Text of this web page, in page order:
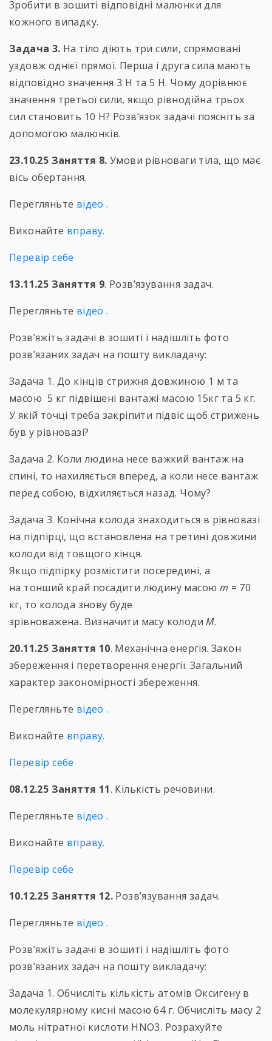
3робити в зошиті відповідні малюнки для
кожного випадку.
Задача 3. На тіло діють три сили, спрямовані
уздовж однієї прямої. Перша i друга сила мають
відповідно значення 3 Н та 5 Н. Чому дорівнює
значення третьої сили, якщо рівнодійна трьох
сил становить 10 Н? Розв’язок задачі поясніть за
допомогою малюнків.
23.10.25 Заняття 8. Умови рівноваги тіла, що має
вісь обертання.
Перегляньте відео.
Виконайте вправу.
Перевір себе
13.11.25 Заняття 9. Розв’язування задач.
Перегляньте відео .
Розв’яжіть задачі в зошиті і надішліть фото
розв’язаних задач на пошту викладачу:
Задача 1. До кінців стрижня довжиною 1 м та
масою 5 кг підвішені вантажі масою 15кг та 5 кг.
У якій точці треба закріпити підвіс щоб стрижень
був у рівновазі?
Задача 2. Коли людина несе важкий вантаж на
спині, то нахиляється вперед, а коли несе вантаж
перед собою, відхиляється назад. Чому?
Задача 3. Конічна колода знаходиться в рівновазі
на підпірці, що встановлена на третині довжини
колоди від товщого кінця.
Якщо підпірку розмістити посередині, а
на тонший край посадити людину масою m = 70
кг, то колода знову буде
зрівноважена. Визначити масу колодиM.
20.11.25 Заняття 10. Механічна енергія. Закон
збереження і перетворення енергії. Загальний
характер закономірності збереження.
Перегляньте відео.
Виконайте вправу.
Перевір себе
08.12.25 Заняття 11. Кількість речовини.
Перегляньте відео .
Виконайте вправу.
Перевір себе
10.12.25 Заняття 12. Розв’язування задач.
Перегляньте відео .
Розв’яжіть задачі в зошиті і надішліть фото
розв’язаних задач на пошту викладачу:
Задача 1. Обчисліть кількість атомів Оксигену в
молекулярному кисні масою 64 г. Обчисліть масу 2
моль нітратної кислоти HNО3. Розрахуйте